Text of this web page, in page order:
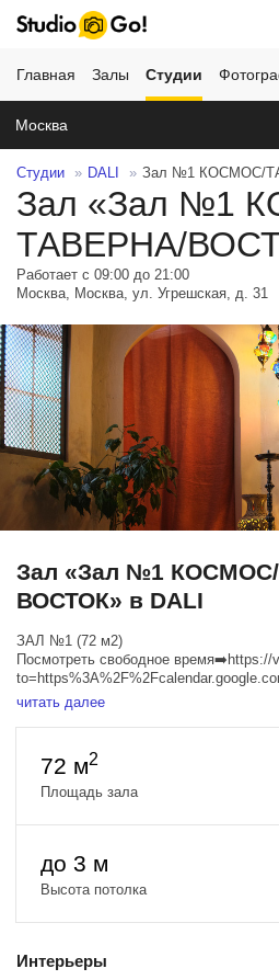
Главная Залы Студии
Москва
Студии DALI Зал №1 КОСМОС/
Зал «Зал №1
ТАВЕРНА/
Работает с 09:00 до 21:00
Москва, Москва, ул. Угрешская, д. 31
Зал «Зал №1
ВОСТОК» в DALI
ЗАЛ №1 (72 м2)
Посмотреть свободное время➡️https://
-Восточный будуар
(️подвешенная RGB палка
-Средневековая таверна
-Пилон
-Отдельная гримерная комната на 2
Дополнительно:
Множество доп. реквизита на любую
Цена
БУДНИ:
читать далее
72 м2
Площадь зала
до 3 м
Высота потолка
Интерьеры